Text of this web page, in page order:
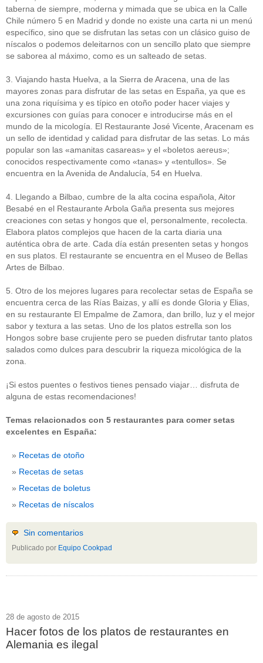
taberna de siempre, moderna y mimada que se ubica en la Calle
Chile número 5 en Madrid y donde no existe una carta ni un menú
específico, sino que se disfrutan las setas con un clásico guiso de
níscalos o podemos deleitarnos con un sencillo plato que siempre
se saborea al máximo, como es un salteado de setas.
3. Viajando hasta Huelva, a la Sierra de Aracena, una de las
mayores zonas para disfrutar de las setas en España, ya que es
una zona riquísima y es típico en otoño poder hacer viajes y
excursiones con guías para conocer e introducirse más en el
mundo de la micología. El Restaurante José Vicente, Aracenam es
un sello de identidad y calidad para disfrutar de las setas. Lo más
popular son las «amanitas casareas» y el «boletos aereus»;
conocidos respectivamente como «tanas» y «tentullos». Se
encuentra en la Avenida de Andalucía, 54 en Huelva.
4. Llegando a Bilbao, cumbre de la alta cocina española, Aitor
Besabé en el Restaurante Arbola Gaña presenta sus mejores
creaciones con setas y hongos que el, personalmente, recolecta.
Elabora platos complejos que hacen de la carta diaria una
auténtica obra de arte. Cada día están presenten setas y hongos
en sus platos. El restaurante se encuentra en el Museo de Bellas
Artes de Bilbao.
5. Otro de los mejores lugares para recolectar setas de España se
encuentra cerca de las Rías Baizas, y allí es donde Gloria y Elias,
en su restaurante El Empalme de Zamora, dan brillo, luz y el mejor
sabor y textura a las setas. Uno de los platos estrella son los
Hongos sobre base crujiente pero se pueden disfrutar tanto platos
salados como dulces para descubrir la riqueza micológica de la
zona.
¡Si estos puentes o festivos tienes pensado viajar… disfruta de
alguna de estas recomendaciones!
Temas relacionados con 5 restaurantes para comer setas
excelentes en España:
Recetas de otoño
Recetas de setas
Recetas de boletus
Recetas de níscalos
Sin comentarios
Publicado por Equipo Cookpad
28 de agosto de 2015
Hacer fotos de los platos de restaurantes en
Alemania es ilegal